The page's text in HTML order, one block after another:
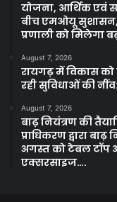
योजना, आर्थिक एवं
बीच एमओयू सुशासन,
प्रणाली को मिलेगा
August 7, 2026
रायगढ़ में विकास को
रही सुविधाओं की
August 7, 2026
बाढ़ नियंत्रण की
प्राधिकरण द्वारा
अगस्त को टेबल टॉप
एक्सरसाइज….